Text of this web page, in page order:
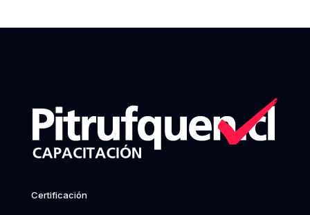
Certificación